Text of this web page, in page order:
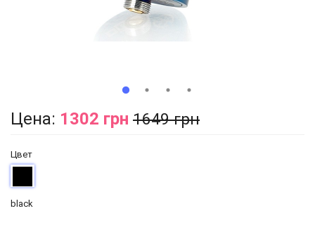
Цена: 1302 грн 1649 грн
Цвет
black